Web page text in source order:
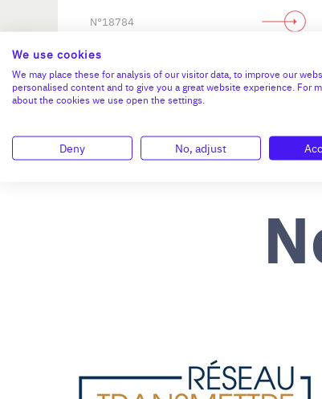
N°18784
We use cookies
We may place these for analysis of our visitor data, to improve our
personalised content and to give you a great website experience. For
about the cookies we use open the settings.
Deny No, adjust